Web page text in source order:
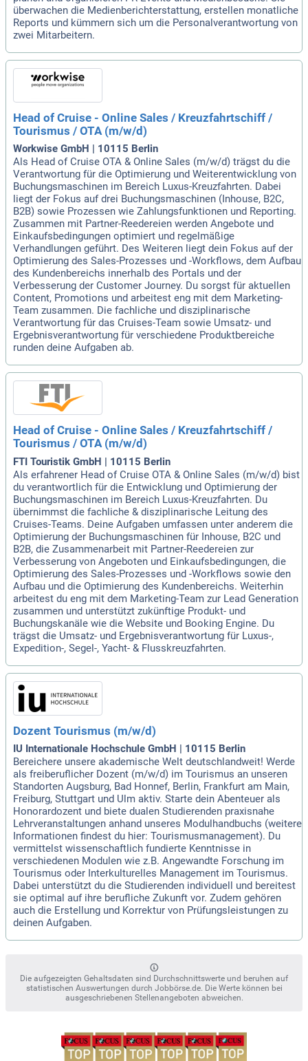
überwachen die Medienberichterstattung, erstellen monatliche
Reports und kümmern sich um die Personalverantwortung von
zwei Mitarbeitern.
Head of Cruise - Online Sales / Kreuzfahrtschiff /
Tourismus / OTA (m/w/d)
Workwise GmbH | 10115 Berlin
Als Head of Cruise OTA & Online Sales (m/w/d) trägst du die
Verantwortung für die Optimierung und Weiterentwicklung von
Buchungsmaschinen im Bereich Luxus-Kreuzfahrten. Dabei
liegt der Fokus auf drei Buchungsmaschinen (Inhouse, B2C,
B2B) sowie Prozessen wie Zahlungsfunktionen und Reporting.
Zusammen mit Partner-Reedereien werden Angebote und
Einkaufsbedingungen optimiert und regelmäßige
Verhandlungen geführt. Des Weiteren liegt dein Fokus auf der
Optimierung des Sales-Prozesses und -Workflows, dem Aufbau
des Kundenbereichs innerhalb des Portals und der
Verbesserung der Customer Journey. Du sorgst für aktuellen
Content, Promotions und arbeitest eng mit dem Marketing-
Team zusammen. Die fachliche und disziplinarische
Verantwortung für das Cruises-Team sowie Umsatz- und
Ergebnisverantwortung für verschiedene Produktbereiche
runden deine Aufgaben ab.
Head of Cruise - Online Sales / Kreuzfahrtschiff /
Tourismus / OTA (m/w/d)
FTI Touristik GmbH | 10115 Berlin
Als erfahrener Head of Cruise OTA & Online Sales (m/w/d) bist
du verantwortlich für die Entwicklung und Optimierung der
Buchungsmaschinen im Bereich Luxus-Kreuzfahrten. Du
übernimmst die fachliche & disziplinarische Leitung des
Cruises-Teams. Deine Aufgaben umfassen unter anderem die
Optimierung der Buchungsmaschinen für Inhouse, B2C und
B2B, die Zusammenarbeit mit Partner-Reedereien zur
Verbesserung von Angeboten und Einkaufsbedingungen, die
Optimierung des Sales-Prozesses und -Workflows sowie den
Aufbau und die Optimierung des Kundenbereichs. Weiterhin
arbeitest du eng mit dem Marketing-Team zur Lead Generation
zusammen und unterstützt zukünftige Produkt- und
Buchungskanäle wie die Website und Booking Engine. Du
trägst die Umsatz- und Ergebnisverantwortung für Luxus-,
Expedition-, Segel-, Yacht- & Flusskreuzfahrten.
Dozent Tourismus (m/w/d)
IU Internationale Hochschule GmbH | 10115 Berlin
Bereichere unsere akademische Welt deutschlandweit! Werde
als freiberuflicher Dozent (m/w/d) im Tourismus an unseren
Standorten Augsburg, Bad Honnef, Berlin, Frankfurt am Main,
Freiburg, Stuttgart und Ulm aktiv. Starte dein Abenteuer als
Honorardozent und biete dualen Studierenden praxisnahe
Lehrveranstaltungen anhand unseres Modulhandbuchs (weitere
Informationen findest du hier: Tourismusmanagement). Du
vermittelst wissenschaftlich fundierte Kenntnisse in
verschiedenen Modulen wie z.B. Angewandte Forschung im
Tourismus oder Interkulturelles Management im Tourismus.
Dabei unterstützt du die Studierenden individuell und bereitest
sie optimal auf ihre berufliche Zukunft vor. Zudem gehören
auch die Erstellung und Korrektur von Prüfungsleistungen zu
deinen Aufgaben.
Die aufgezeigten Gehaltsdaten sind Durchschnittswerte und beruhen auf
statistischen Auswertungen durch Jobbörse.de. Die Werte können bei
ausgeschriebenen Stellenangeboten abweichen.